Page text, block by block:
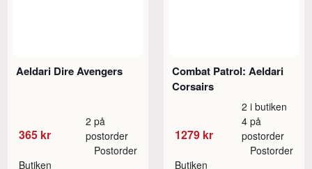
Aeldari Dire Avengers
365 kr
2 på
postorder
Butiken
Postorder
Combat Patrol: Aeldari
Corsairs
1279 kr
2 i butiken
4 på
postorder
Butiken
Postorder